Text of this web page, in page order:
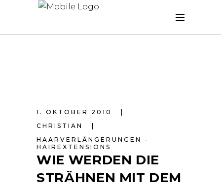
1. OKTOBER 2010
CHRISTIAN
HAARVERLÄNGERUNGEN -
HAIREXTENSIONS
WIE WERDEN DIE
STRÄHNEN MIT DEM